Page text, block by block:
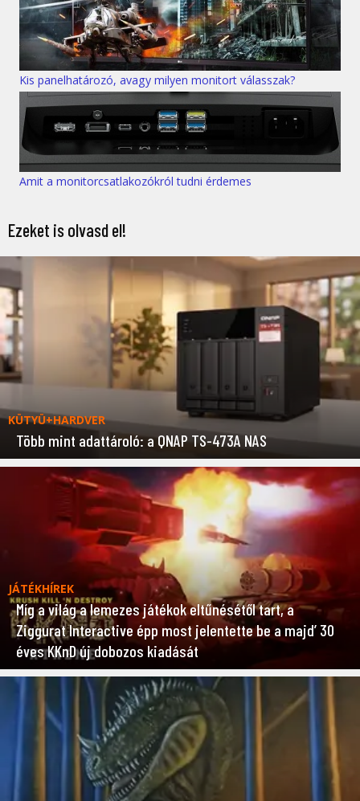
Kis panelhatározó, avagy milyen monitort válasszak?
Amit a monitorcsatlakozókról tudni érdemes
Ezeket is olvasd el!
KÜTYÜ+HARDVER
Több mint adattároló: a QNAP TS-473A NAS
JÁTÉKHÍREK
Míg a világ a lemezes játékok eltűnésétől tart, a
Ziggurat Interactive épp most jelentette be a majd’ 30
éves KKnD új dobozos kiadását